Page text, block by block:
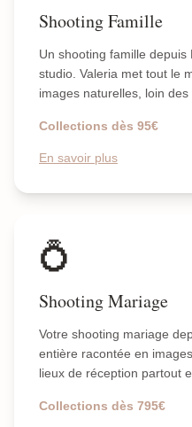
Shooting Famille
Un shooting famille
studio. Valeria met tout le
images naturelles, loin
Collections dès 95€
En savoir plus
💍
Shooting Mariage
Votre shooting mariage
entière racontée en
lieux de réception partout
Collections dès 795€